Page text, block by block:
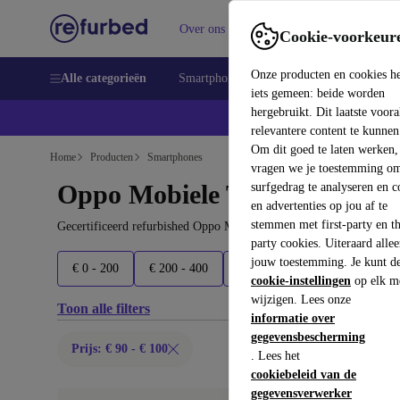
Cookie-
Onze producten en cookies
iets gemeen: beide worden
hergebruikt. Dit laatste
relevantere content te
Om dit goed te laten werken,
vragen we je toestemming
surfgedrag te analyseren en
en advertenties op jou af te
stemmen met first-party en
party cookies. Uiteraard
jouw toestemming. Je kunt
cookie-instellingen op elk
wijzigen. Lees onze
informatie over
gegevensbescherming
. Lees het
cookiebeleid van de
gegevensverwerker
Over ons Verkopen Support
Alle categorieën Smartphones Laptops Tablets
Home Producten Smartphones
Oppo Mobiele Telefoons:
Gecertificeerd refurbished Oppo Mobiele Telefoons onder 100€ –
€ 0 - 200 € 200 - 400 € 400+ Nieuwste
Toon alle filters
Prijs: € 90 - € 100